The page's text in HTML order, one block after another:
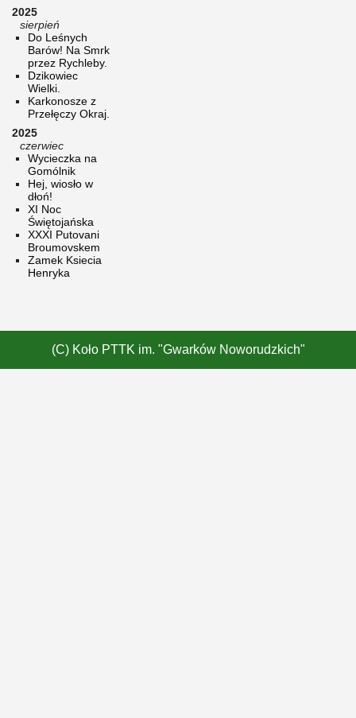
2025
sierpień
Do Leśnych
Barów! Na Smrk
przez Rychleby.
Dzikowiec
Wielki.
Karkonosze z
Przełęczy Okraj.
2025
czerwiec
Wycieczka na
Gomólnik
Hej, wiosło w
dłoń!
XI Noc
Świętojańska
XXXI Putovani
Broumovskem
Zamek Ksiecia
Henryka
(C) Koło PTTK im. "Gwarków Noworudzkich"